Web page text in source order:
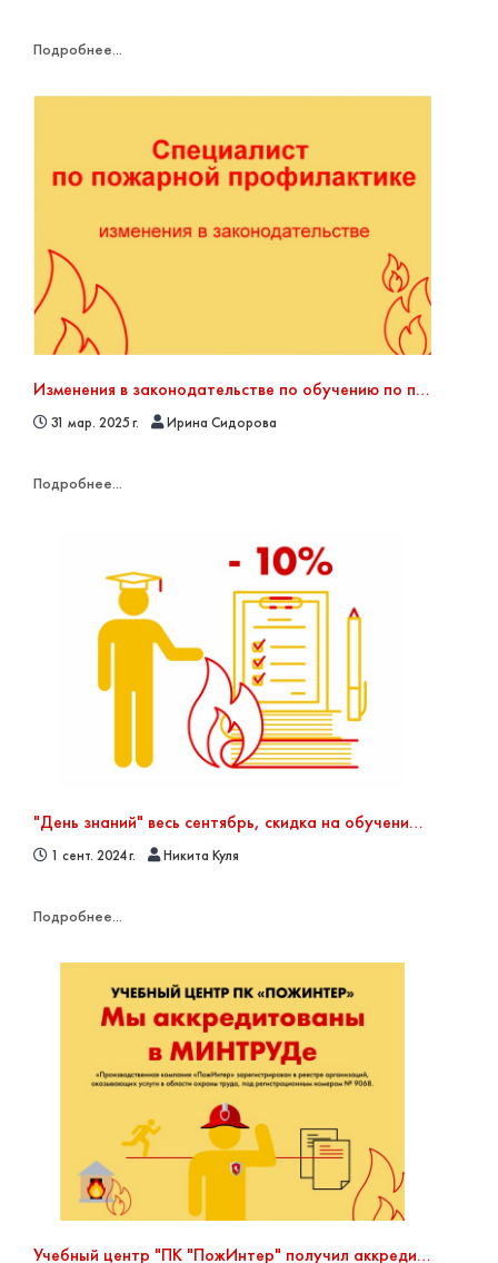
Подробнее...
Изменения в законодательстве по обучению по пожарной безопасности
31 мар. 2025 г. Ирина Сидорова
Подробнее...
"День знаний" весь сентябрь, скидка на обучение 10% в сентябре
1 сент. 2024 г. Никита Куля
Подробнее...
Учебный центр "ПК "ПожИнтер" получил аккредитацию по Охране труда